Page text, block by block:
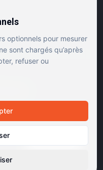
droits réservés.
Gérer les cookies
Europa Cinemas
optionnels pour mesurer
sont chargés qu’après
refuser ou